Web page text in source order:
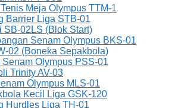
Meja Olympus TTM-1
Barrier Liga STB-01
SB-02LS (Blok Start)
Senam Olympus BKS-01
02 (Boneka Sepakbola)
Olympus PSS-01
Trinity AV-03
Olympus MLS-01
Kecil Liga GSK-120
Hurdles Liga TH-01